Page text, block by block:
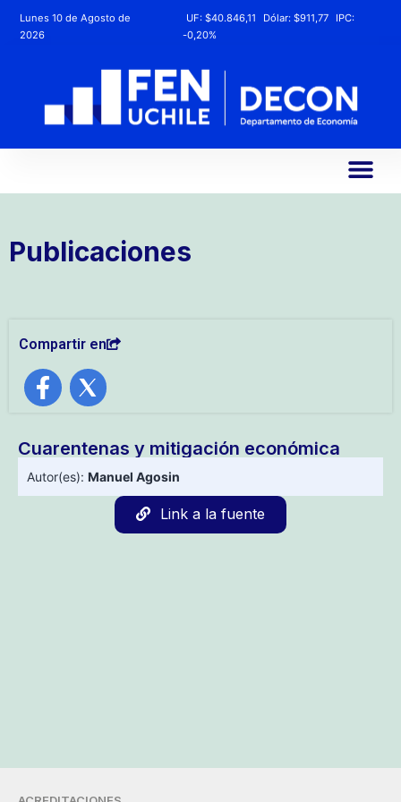
Lunes 10 de Agosto de
2026
UF: $40.846,11 Dólar: $911,77
IPC:
-0,20%
Publicaciones
Compartir en
Cuarentenas y mitigación económica
Autor(es): Manuel Agosin
Link a la fuente